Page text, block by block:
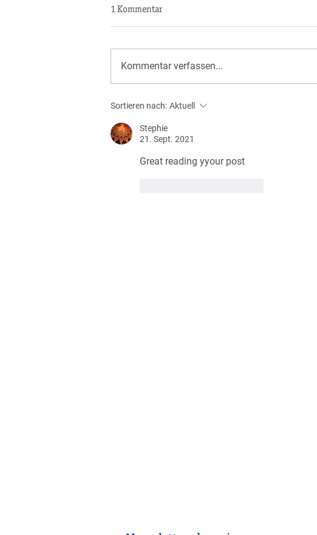
1 Kommentar
Kommentar verfassen...
Sortieren nach: Aktuell
Stephie
21. Sept. 2021
Great reading yyour post